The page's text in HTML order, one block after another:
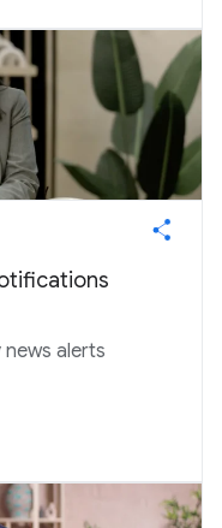
alerts